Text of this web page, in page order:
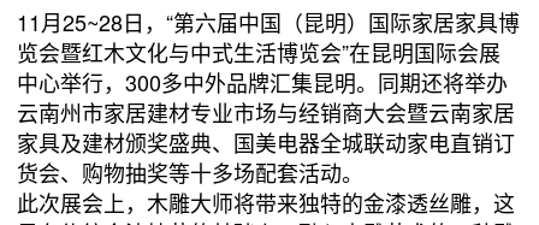
11月25~28日，“第六届中国（昆明）国际家居家具博
览会暨红木文化与中式生活博览会”在昆明国际会展
中心举行，300多中外品牌汇集昆明。同期还将举办
云南州市家居建材专业市场与经销商大会暨云南家居
家具及建材颁奖盛典、国美电器全城联动家电直销订
货会、购物抽奖等十多场配套活动。
此次展会上，木雕大师将带来独特的金漆透丝雕，这